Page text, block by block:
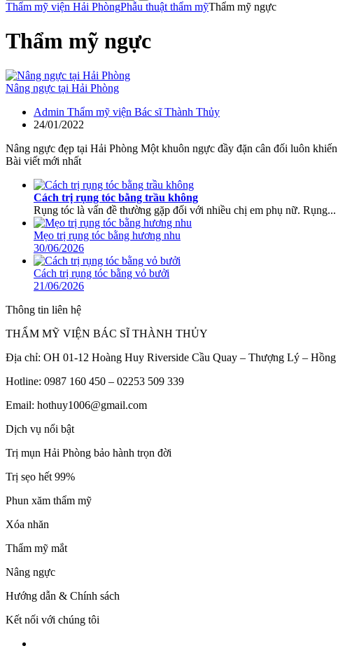
Thẩm mỹ viện Hải PhòngPhẫu thuật thẩm mỹThẩm mỹ ngực
Thẩm mỹ ngực
Nâng ngực tại Hải Phòng
Admin Thẩm mỹ viện Bác sĩ Thành Thủy
24/01/2022
Nâng ngực đẹp tại Hải Phòng Một khuôn ngực đầy đặn cân đối luôn
Bài viết mới nhất
Cách trị rụng tóc bằng trầu không
Rụng tóc là vấn đề thường gặp đối với nhiều chị em phụ nữ. Rụng...
Mẹo trị rụng tóc bằng hương nhu
30/06/2026
Cách trị rụng tóc bằng vỏ bưởi
21/06/2026
Thông tin liên hệ
THẨM MỸ VIỆN BÁC SĨ THÀNH THỦY
Địa chỉ: OH 01-12 Hoàng Huy Riverside Cầu Quay – Thượng Lý –
Hotline: 0987 160 450 – 02253 509 339
Email: hothuy1006@gmail.com
Dịch vụ nổi bật
Trị mụn Hải Phòng bảo hành trọn đời
Trị sẹo hết 99%
Phun xăm thẩm mỹ
Xóa nhăn
Thẩm mỹ mắt
Nâng ngực
Hướng dẫn & Chính sách
Kết nối với chúng tôi